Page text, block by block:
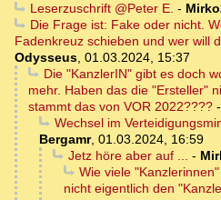
Leserzuschrift @Peter E. -
Die Frage ist: Fake oder nicht.
Fadenkreuz schieben und wer will
Odysseus, 01.03.2024, 15:37
Die "KanzlerIN" gibt es doch
mehr. Haben das die "Ersteller"
stammt das von VOR 2022???? -
Wechsel im
Bergamr, 01.03.2024, 16:59
Jetz höre aber auf ... -
Wie viele
nicht eigentlich den